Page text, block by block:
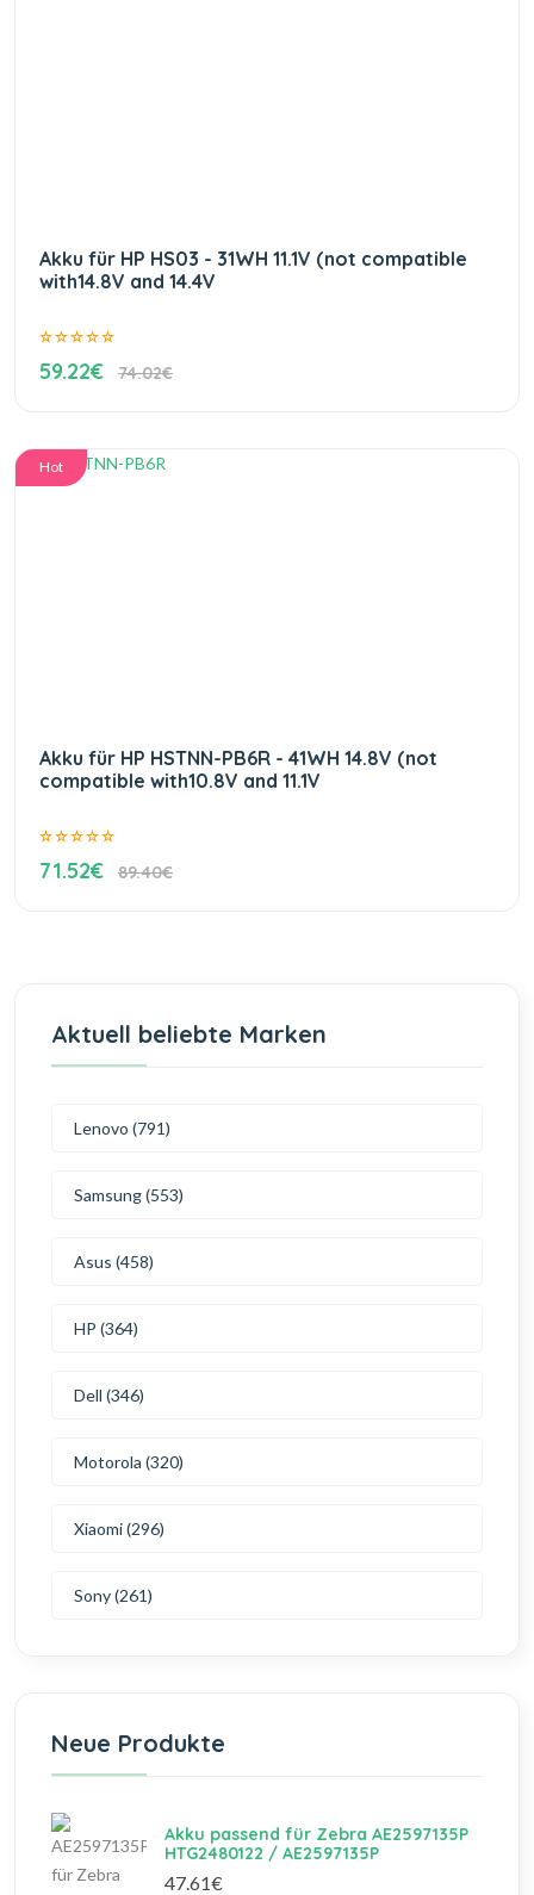
Akku für HP HS03 - 31WH 11.1V (not compatible
with14.8V and 14.4V
59.22€ 74.02€
Hot
Akku für HP HSTNN-PB6R - 41WH 14.8V (not
compatible with10.8V and 11.1V
71.52€ 89.40€
Aktuell beliebte Marken
Lenovo (791)
Samsung (553)
Asus (458)
HP (364)
Dell (346)
Motorola (320)
Xiaomi (296)
Sony (261)
Neue Produkte
Akku passend für Zebra AE2597135P
HTG2480122 / AE2597135P
47.61€